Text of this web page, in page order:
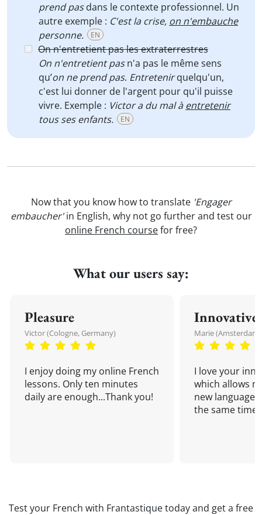
prend pasdans le contexte professionnel. Un
autre exemple : C'est la crise, on n'embauche
personne.
EN
On n'entretient pas les extraterrestres
On n'entretient pasn'a pas le même sens
qu’on ne prend pas. Entretenirquelqu'un,
c'est lui donner de l'argent pour qu'il puisse
vivre. Exemple : Victor a du mal àentretenir
tous ses enfants.
EN
Now that you know how to translate 'Engager
embaucher'in English, why not go further and test our
online French coursefor free?
What our users say:
Pleasure
Victor (Cologne, Germany)
I enjoy doing my online French
lessons. Only ten minutes
daily are enough...Thank you!
Innovative
Marie
I love your
which allows
new language
the same time!
Test your French with Frantastique today and get a free